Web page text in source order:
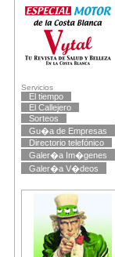
Servicios
El tiempo
El Callejero
Sorteos
Gu�a de Empresas
Directorio telefónico
Galer�a Im�genes
Galer�a V�deos